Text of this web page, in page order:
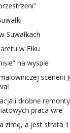
Suwałkach
w Ełku
na wyspie
scenerii
i drobne
praca wre
zimę, a jest strata